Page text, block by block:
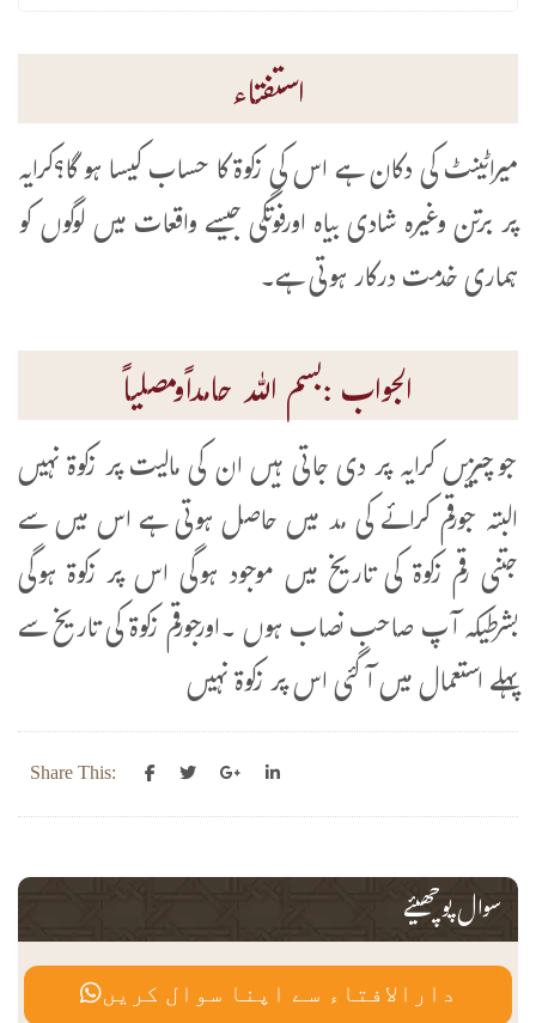
استفتاء
میراٹینٹ کی دکان ہے اس کی زکوۃ کا حساب کیسا ہو گا؟کرایہ
پر برتن وغیرہ شادی بیاہ اورفوتگی جیسے واقعات میں لوگوں کو
ہماری خدمت درکار ہوتی ہے۔
الجواب :بسم اللہ حامداًومصلیاً
جوچیزیں کرایہ پر دی جاتی ہیں ان کی مالیت پر زکوۃ نہیں
البتہ جورقم کرائے کی مد میں حاصل ہوتی ہے اس میں سے
جتنی رقم زکوۃ کی تاریخ میں موجود ہوگی اس پر زکوۃ ہوگی
بشرطیکہ آپ صاحب نصاب ہوں ۔اورجورقم زکوۃ کی تاریخ سے
پہلے استعمال میں آگئی اس پر زکوۃ نہیں
Share This:
سوال پوچھیئے
دارالافتاء سے اپنا سوال کریں